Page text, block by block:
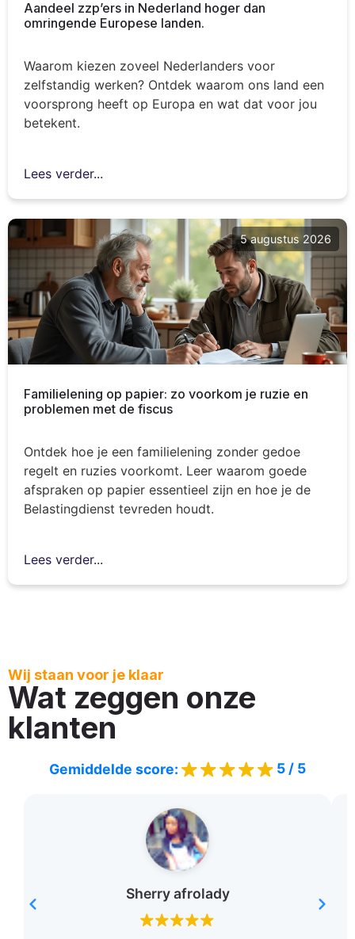
Aandeel zzp’ers in Nederland hoger dan
omringende Europese landen.
Waarom kiezen zoveel Nederlanders voor
zelfstandig werken? Ontdek waarom ons land een
voorsprong heeft op Europa en wat dat voor jou
betekent.
Lees verder...
5 augustus 2026
Familielening op papier: zo voorkom je ruzie en
problemen met de fiscus
Ontdek hoe je een familielening zonder gedoe
regelt en ruzies voorkomt. Leer waarom goede
afspraken op papier essentieel zijn en hoe je de
Belastingdienst tevreden houdt.
Lees verder...
Wij staan voor je klaar
Wat zeggen onze
klanten
Gemiddelde score: 5 / 5
Sherry afrolady